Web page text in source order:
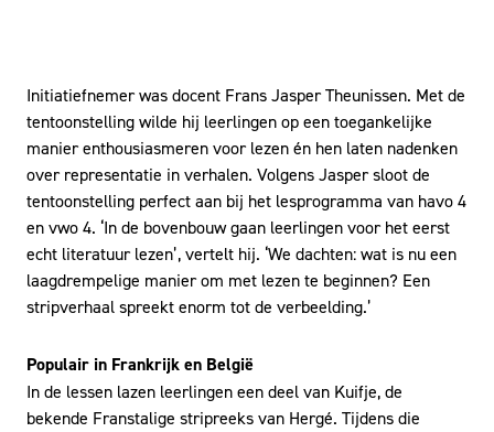
Initiatiefnemer was docent Frans Jasper Theunissen. Met de
tentoonstelling wilde hij leerlingen op een toegankelijke
manier enthousiasmeren voor lezen én hen laten nadenken
over representatie in verhalen. Volgens Jasper sloot de
tentoonstelling perfect aan bij het lesprogramma van havo 4
en vwo 4. ‘In de bovenbouw gaan leerlingen voor het eerst
echt literatuur lezen’, vertelt hij. ‘We dachten: wat is nu een
laagdrempelige manier om met lezen te beginnen? Een
stripverhaal spreekt enorm tot de verbeelding.’
Populair in Frankrijk en België
In de lessen lazen leerlingen een deel van Kuifje, de
bekende Franstalige stripreeks van Hergé. Tijdens die